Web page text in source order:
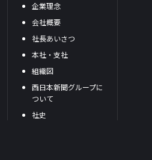
企業理念
会社概要
社長あいさつ
本社・支社
組織図
西日本新聞グループに
ついて
社史